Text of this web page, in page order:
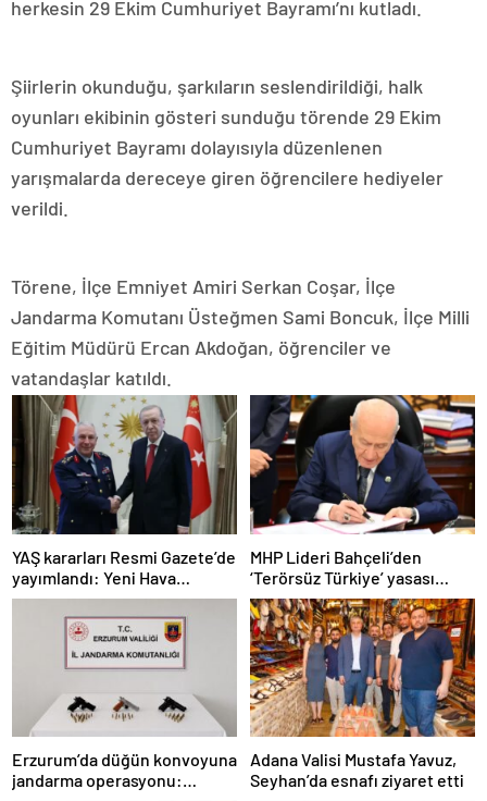
herkesin 29 Ekim Cumhuriyet Bayramı’nı kutladı.
Şiirlerin okunduğu, şarkıların seslendirildiği, halk
oyunları ekibinin gösteri sunduğu törende 29 Ekim
Cumhuriyet Bayramı dolayısıyla düzenlenen
yarışmalarda dereceye giren öğrencilere hediyeler
verildi.
Törene, İlçe Emniyet Amiri Serkan Coşar, İlçe
Jandarma Komutanı Üsteğmen Sami Boncuk, İlçe Milli
Eğitim Müdürü Ercan Akdoğan, öğrenciler ve
vatandaşlar katıldı.
YAŞ kararları Resmi Gazete’de
yayımlandı: Yeni Hava
Kuvvetleri Komutanı
Orgeneral Rafet Dalkıran
MHP Lideri Bahçeli’den
‘Terörsüz Türkiye’ yasası
açıklaması: “Herkes kazandı”
Erzurum’da düğün konvoyuna
jandarma operasyonu:
Adana Valisi Mustafa Yavuz,
Seyhan’da esnafı ziyaret etti